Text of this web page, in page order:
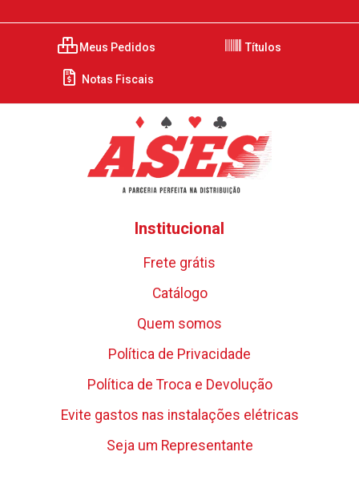
Meus Pedidos Títulos
Notas Fiscais
Institucional
Frete grátis
Catálogo
Quem somos
Política de Privacidade
Política de Troca e Devolução
Evite gastos nas instalações elétricas
Seja um Representante